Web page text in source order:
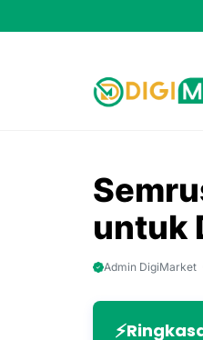
to
untuk
Admin DigiMarket